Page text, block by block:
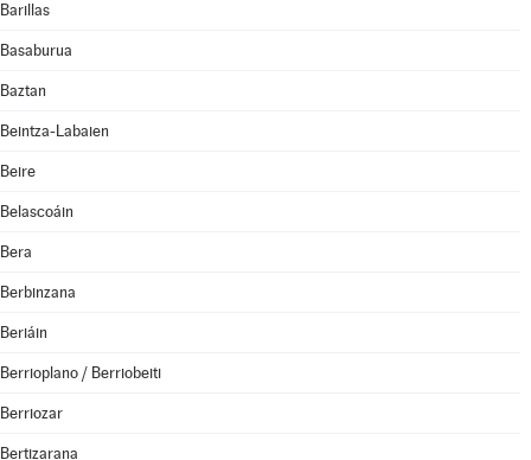
Barillas
Basaburua
Baztan
Beintza-Labaien
Beire
Belascoáin
Bera
Berbinzana
Beriáin
Berrioplano / Berriobeiti
Berriozar
Bertizarana